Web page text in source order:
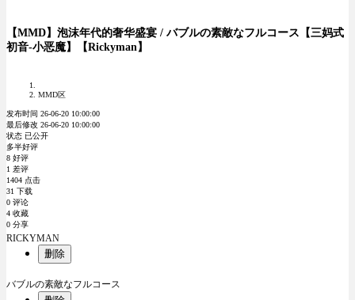
【MMD】泡沫年代的奢华盛宴 / バブルの素敵なフルコース【三妈式
初音-小恶魔】【Rickyman】
MMD区
发布时间 26-06-20 10:00:00
最后修改 26-06-20 10:00:00
状态 已公开
多半好评
8 好评
1 差评
1404 点击
31 下载
0 评论
4 收藏
0 分享
RICKYMAN
删除
バブルの素敵なフルコース